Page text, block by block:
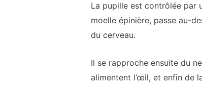
La pupille est contrôlée par
moelle épinière, passe au-
du cerveau.
Il se rapproche ensuite du
alimentent l’œil, et enfin de